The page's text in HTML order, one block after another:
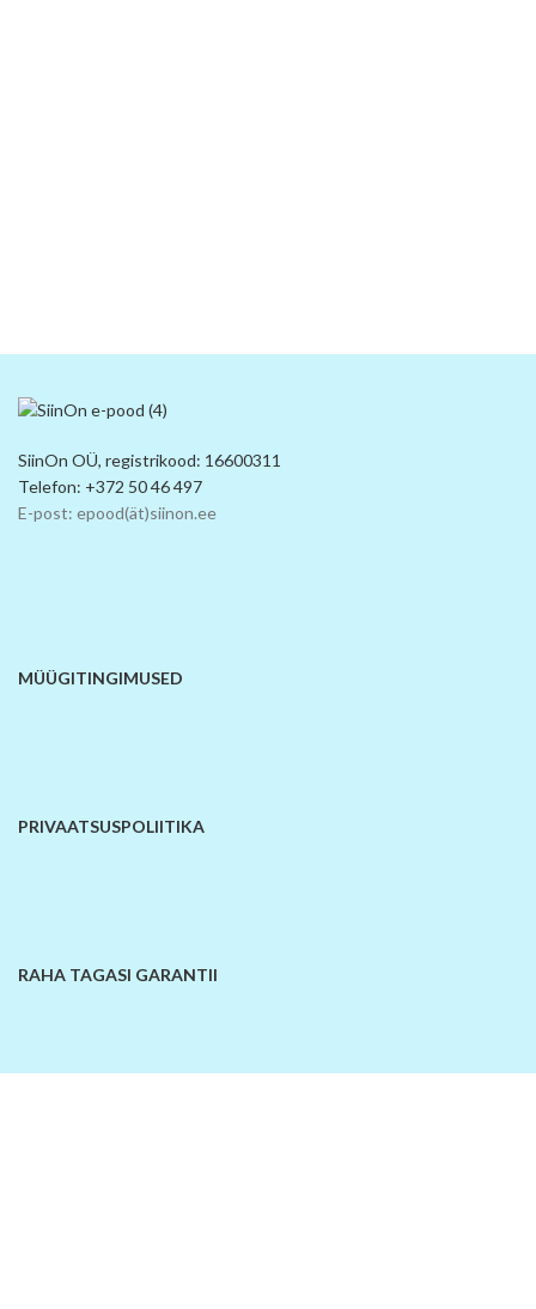
SiinOn OÜ, registrikood: 16600311
Telefon: +372 50 46 497
E-post: epood(ät)siinon.ee
MÜÜGITINGIMUSED
PRIVAATSUSPOLIITIKA
RAHA TAGASI GARANTII